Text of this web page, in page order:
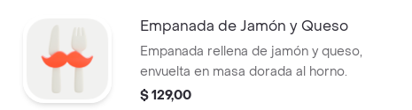
Empanada de Jamón y Queso
Empanada rellena de jamón y queso,
envuelta en masa dorada al horno.
$ 129,00